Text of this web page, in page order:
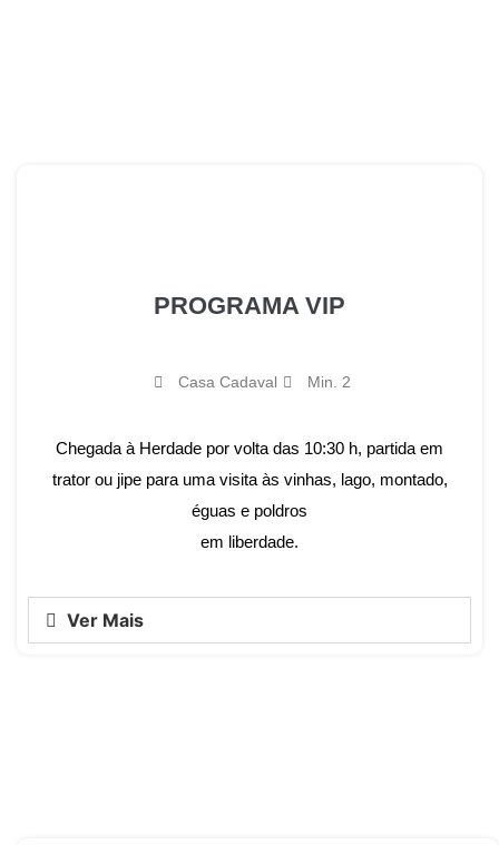
PROGRAMA VIP​
Casa Cadaval Min. 2
Chegada à Herdade por volta das 10:30 h, partida em
trator ou jipe para uma visita às vinhas, lago, montado,
éguas e poldros
em liberdade.
Ver Mais